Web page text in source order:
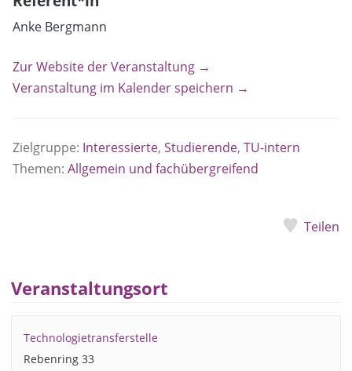
Anke Bergmann
Zur Website der Veranstaltung →
Veranstaltung im Kalender speichern →
Zielgruppe: Interessierte, Studierende, TU-intern
Themen: Allgemein und fachübergreifend
Teilen
Veranstaltungsort
Technologietransferstelle
Rebenring 33